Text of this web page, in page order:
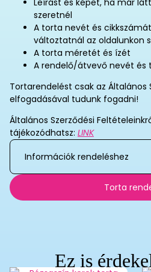
Leírást és képet, ha már
szeretnél
A torta nevét és
változtatnál az oldalunkon
A torta méretét és ízét
A rendelő/átvevő nevét és
Tortarendelést csak az Általános
elfogadásával tudunk fogadni!
Általános Szerződési
tájékozódhatsz: LINK
Információk rendeléshez
Torta
Ez is